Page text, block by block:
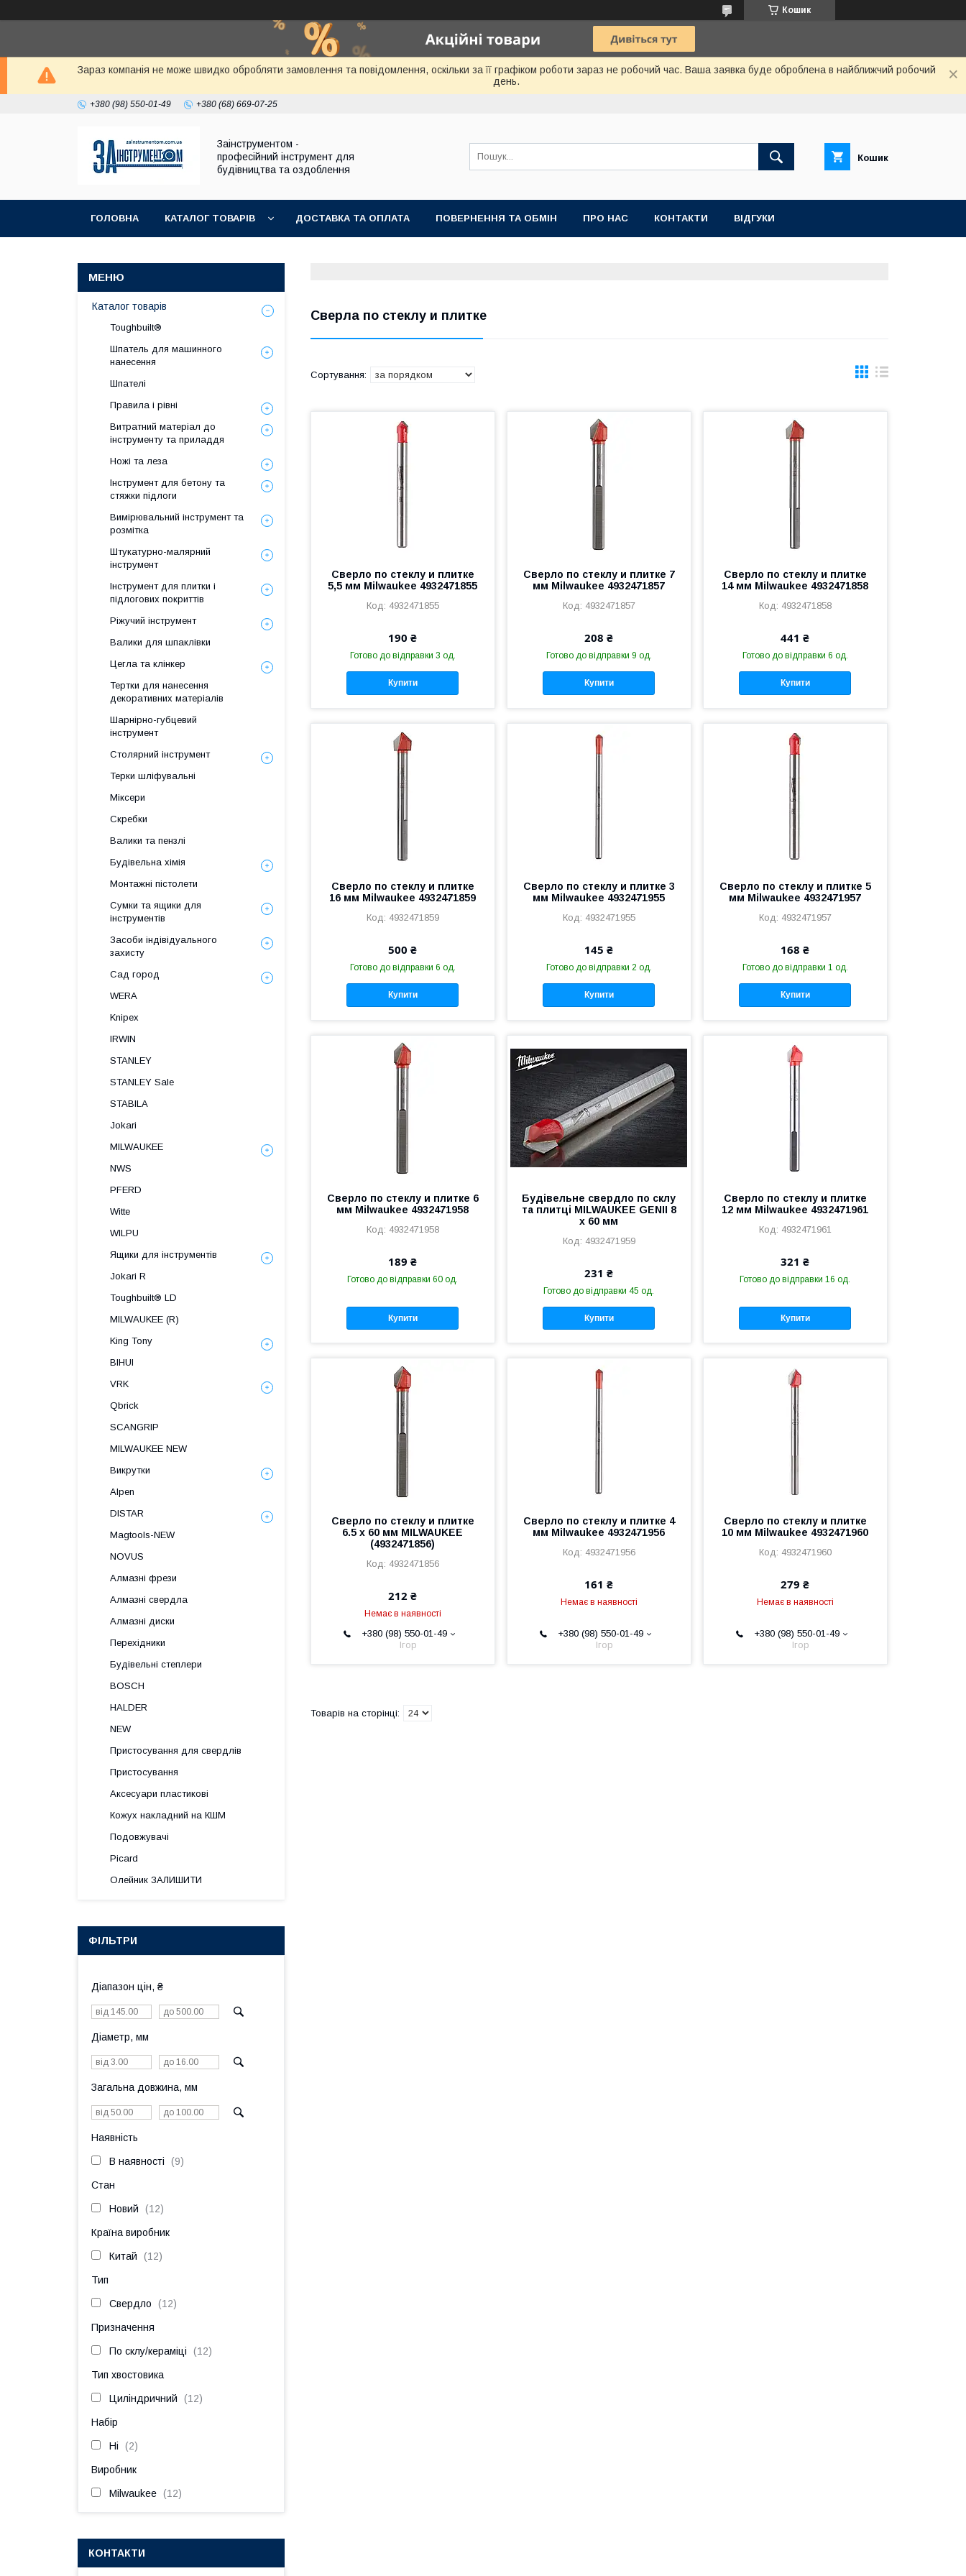
Кошик
Зараз компанія не може швидко обробляти замовлення та повідомлення, оскільки за її графіком роботи зараз не робочий час. Ваша заявка буде оброблена в найближчий робочий
день.
+380 (98) 550-01-49 +380 (68) 669-07-25
Заінструментом -
професійний інструмент для
будівництва та оздоблення
Кошик
ГОЛОВНА КАТАЛОГ ТОВАРІВ ДОСТАВКА ТА ОПЛАТА ПОВЕРНЕННЯ ТА ОБМІН ПРО НАС КОНТАКТИ ВІДГУКИ
Сверла по стеклу и плитке
Сверло по стеклу и плитке
5,5 мм Milwaukee 4932471855
4932471855
190 ₴
Готово до відправки 3 од.
Купити
Сверло по стеклу и плитке 7
мм Milwaukee 4932471857
4932471857
208 ₴
Готово до відправки 9 од.
Купити
Сверло по стеклу и плитке
14 мм Milwaukee 4932471858
4932471858
441 ₴
Готово до відправки 6 од.
Купити
Сверло по стеклу и плитке
16 мм Milwaukee 4932471859
4932471859
500 ₴
Готово до відправки 6 од.
Купити
Сверло по стеклу и плитке 3
мм Milwaukee 4932471955
4932471955
145 ₴
Готово до відправки 2 од.
Купити
Сверло по стеклу и плитке 5
мм Milwaukee 4932471957
4932471957
168 ₴
Готово до відправки 1 од.
Купити
Сверло по стеклу и плитке 6
мм Milwaukee 4932471958
4932471958
189 ₴
Готово до відправки 60 од.
Купити
Будівельне свердло по склу
та плитці MILWAUKEE GENII 8
x 60 мм
4932471959
231 ₴
Готово до відправки 45 од.
Купити
Сверло по стеклу и плитке
12 мм Milwaukee 4932471961
4932471961
321 ₴
Готово до відправки 16 од.
Купити
Сверло по стеклу и плитке
6.5 x 60 мм MILWAUKEE
(4932471856)
4932471856
212 ₴
Немає в наявності
+380 (98) 550-01-49
Ігор
Сверло по стеклу и плитке 4
мм Milwaukee 4932471956
4932471956
161 ₴
Немає в наявності
+380 (98) 550-01-49
Ігор
Сверло по стеклу и плитке
10 мм Milwaukee 4932471960
4932471960
279 ₴
Немає в наявності
+380 (98) 550-01-49
Ігор
Каталог товарів
Toughbuilt®
Шпатель для машинного
нанесення
Шпателі
Правила і рівні
Витратний матеріал до
інструменту та приладдя
Ножі та леза
Інструмент для бетону та
стяжки підлоги
Вимірювальний інструмент та
розмітка
Штукатурно-малярний
інструмент
Інструмент для плитки і
підлогових покриттів
Ріжучий інструмент
Валики для шпаклівки
Цегла та клінкер
Тертки для нанесення
декоративних матеріалів
Шарнірно-губцевий
інструмент
Столярний інструмент
Терки шліфувальні
Міксери
Скребки
Валики та пензлі
Будівельна хімія
Монтажні пістолети
Сумки та ящики для
інструментів
Засоби індівідуального
захисту
Сад город
WERA
Knipex
IRWIN
STANLEY
STANLEY Sale
STABILA
Jokari
MILWAUKEE
NWS
PFERD
Witte
WILPU
Ящики для інструментів
Jokari R
Toughbuilt® LD
MILWAUKEE (R)
King Tony
BIHUI
VRK
Qbrick
SCANGRIP
MILWAUKEE NEW
Викрутки
Alpen
DISTAR
Magtools-NEW
NOVUS
Алмазні фрези
Алмазні свердла
Алмазні диски
Перехідники
Будівельні степлери
BOSCH
HALDER
NEW
Пристосування для свердлів
Пристосування
Аксесуари пластикові
Кожух накладний на КШМ
Подовжувачі
Picard
Олейник ЗАЛИШИТИ
ФІЛЬТРИ
Діапазон цін, ₴
Діаметр, мм
Загальна довжина, мм
Наявність
В наявності 9
Стан
Новий 12
Країна виробник
Китай 12
Тип
Свердло 12
Призначення
По склу/кераміці 12
Тип хвостовика
Циліндричний 12
Набір
Ні 2
Виробник
Milwaukee 12
КОНТАКТИ